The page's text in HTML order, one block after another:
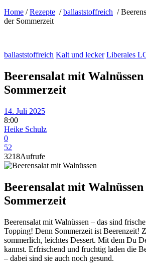
Home /Rezepte /ballaststoffreich /
der Sommerzeit
ballaststoffreich Kalt und lecker Liberales
Beerensalat mit
Sommerzeit
14. Juli 2025
8:00
Heike Schulz
0
52
3218Aufrufe
Beerensalat mit
Sommerzeit
Beerensalat mit Walnüssen – das sind
Topping! Denn Sommerzeit ist Beerenzeit!
sommerlich, leichtes Dessert. Mit dem Du
kannst. Erfrischend und fruchtig laden die
– dabei sind sie auch noch gesund.